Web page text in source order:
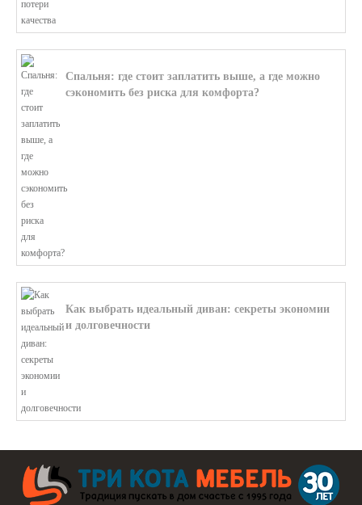
Спальня: где стоит заплатить выше, а где можно
сэкономить без риска для комфорта?
Как выбрать идеальный диван: секреты экономии
и долговечности